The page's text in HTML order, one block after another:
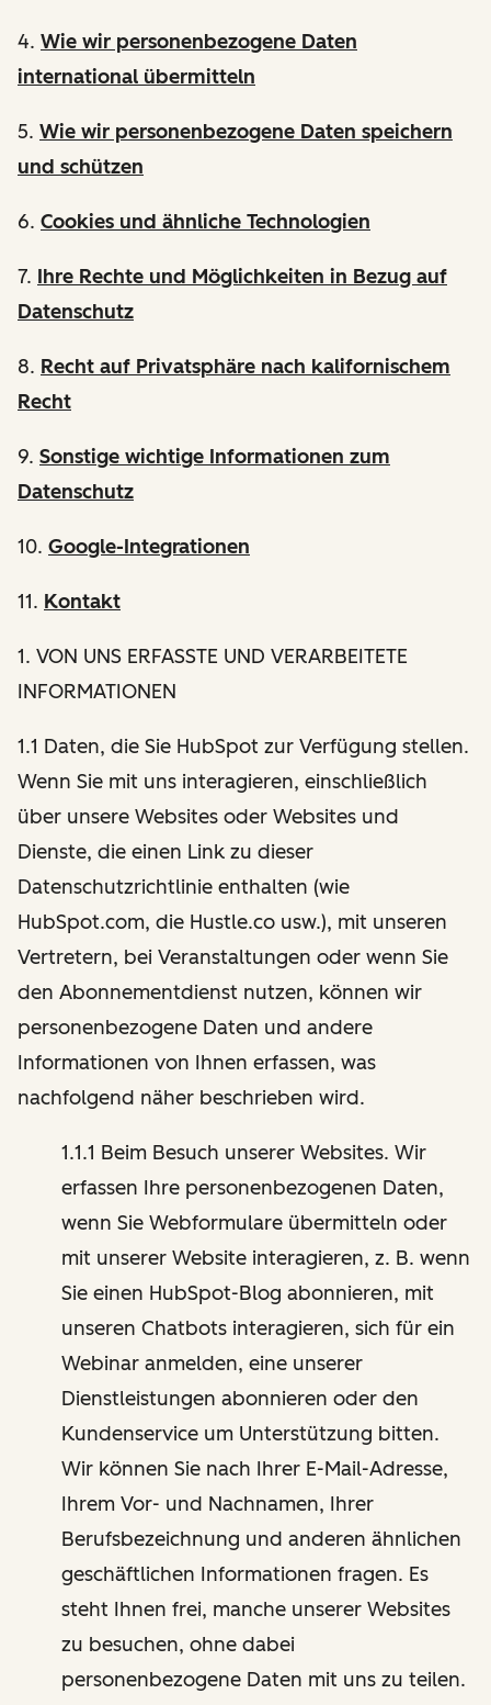
4. Wie wir personenbezogene Daten
international übermitteln
5. Wie wir personenbezogene Daten speichern
und schützen
6. Cookies und ähnliche Technologien
7. Ihre Rechte und Möglichkeiten in Bezug auf
Datenschutz
8. Recht auf Privatsphäre nach kalifornischem
Recht
9. Sonstige wichtige Informationen zum
Datenschutz
10. Google-Integrationen
11. Kontakt
1. VON UNS ERFASSTE UND VERARBEITETE
INFORMATIONEN
1.1 Daten, die Sie HubSpot zur Verfügung stellen.
Wenn Sie mit uns interagieren, einschließlich
über unsere Websites oder Websites und
Dienste, die einen Link zu dieser
Datenschutzrichtlinie enthalten (wie
HubSpot.com, die Hustle.co usw.), mit unseren
Vertretern, bei Veranstaltungen oder wenn Sie
den Abonnementdienst nutzen, können wir
personenbezogene Daten und andere
Informationen von Ihnen erfassen, was
nachfolgend näher beschrieben wird.
1.1.1 Beim Besuch unserer Websites. Wir
erfassen Ihre personenbezogenen Daten,
wenn Sie Webformulare übermitteln oder
mit unserer Website interagieren, z. B. wenn
Sie einen HubSpot-Blog abonnieren, mit
unseren Chatbots interagieren, sich für ein
Webinar anmelden, eine unserer
Dienstleistungen abonnieren oder den
Kundenservice um Unterstützung bitten.
Wir können Sie nach Ihrer E-Mail-Adresse,
Ihrem Vor- und Nachnamen, Ihrer
Berufsbezeichnung und anderen ähnlichen
geschäftlichen Informationen fragen. Es
steht Ihnen frei, manche unserer Websites
zu besuchen, ohne dabei
personenbezogene Daten mit uns zu teilen.